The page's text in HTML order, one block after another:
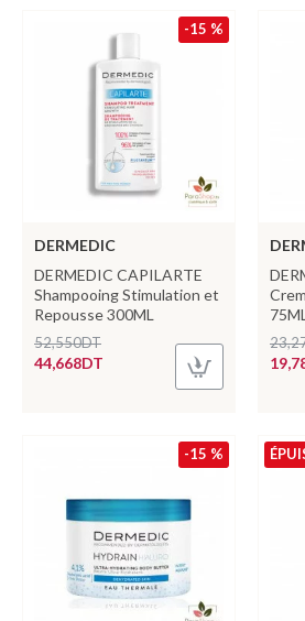
-15 %
DERMEDIC
DERMEDIC CAPILARTE
Shampooing Stimulation et
Repousse 300ML
44,668DT
52,550DT
75ML
-15 %